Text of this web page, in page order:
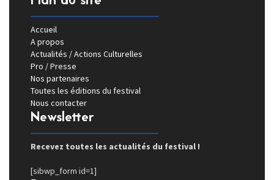
Accueil
A propos
Actualités / Actions Culturelles
Pro / Presse
Nos partenaires
Toutes les éditions du festival
Nous contacter
Newsletter
Recevez toutes les actualités du festival !
[sibwp_form id=1]